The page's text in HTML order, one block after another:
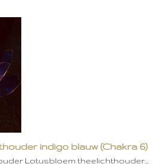
indigo blauw (Chakra 6)
Lotusbloem theelichthouder…